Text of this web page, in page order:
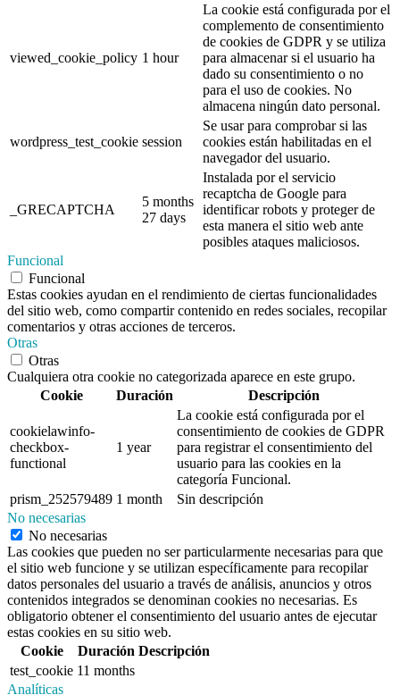
viewed_cookie_policy 1 hour
La cookie está configurada por el
complemento de consentimiento
de cookies de GDPR y se utiliza
para almacenar si el usuario ha
dado su consentimiento o no
para el uso de cookies. No
almacena ningún dato personal.
wordpress_test_cookie session
Se usar para comprobar si las
cookies están habilitadas en el
navegador del usuario.
_GRECAPTCHA
5 months
27 days
Instalada por el servicio
recaptcha de Google para
identificar robots y proteger de
esta manera el sitio web ante
posibles ataques maliciosos.
Funcional
Funcional
Estas cookies ayudan en el rendimiento de ciertas funcionalidades
del sitio web, como compartir contenido en redes sociales, recopilar
comentarios y otras acciones de terceros.
Otras
Otras
Cualquiera otra cookie no categorizada aparece en este grupo.
Cookie
Duración Descripción
cookielawinfo-
checkbox-
functional
1 year
La cookie está configurada por el
consentimiento de cookies de GDPR
para registrar el consentimiento del
usuario para las cookies en la
categoría Funcional.
prism_252579489 1 month
Sin descripción
No necesarias
No necesarias
Las cookies que pueden no ser particularmente necesarias para que
el sitio web funcione y se utilizan específicamente para recopilar
datos personales del usuario a través de análisis, anuncios y otros
contenidos integrados se denominan cookies no necesarias. Es
obligatorio obtener el consentimiento del usuario antes de ejecutar
estas cookies en su sitio web.
Cookie
Duración Descripción
test_cookie 11 months
Analíticas